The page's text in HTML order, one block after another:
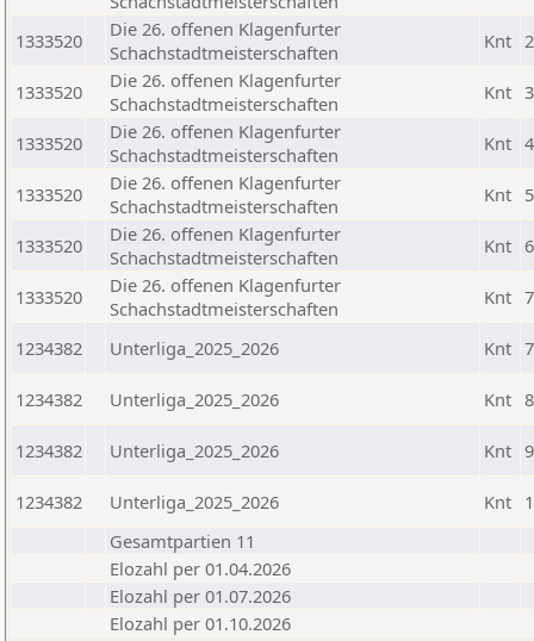
1333520
Die 26. offenen Klagenfurter
Schachstadtmeisterschaften
Knt 2
1333520
Die 26. offenen Klagenfurter
Schachstadtmeisterschaften
Knt 3
1333520
Die 26. offenen Klagenfurter
Schachstadtmeisterschaften
Knt 4
1333520
Die 26. offenen Klagenfurter
Schachstadtmeisterschaften
Knt 5
1333520
Die 26. offenen Klagenfurter
Schachstadtmeisterschaften
Knt 6
1333520
Die 26. offenen Klagenfurter
Schachstadtmeisterschaften
Knt 7
1234382 Unterliga_2025_2026 Knt 7
1234382 Unterliga_2025_2026 Knt 8
1234382 Unterliga_2025_2026 Knt 9
1234382 Unterliga_2025_2026 Knt
Gesamtpartien 11
Elozahl per 01.04.2026
Elozahl per 01.07.2026
Elozahl per 01.10.2026